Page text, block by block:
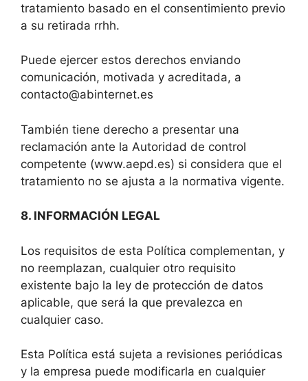
tratamiento basado en el consentimiento previo
a su retirada rrhh.
Puede ejercer estos derechos enviando
comunicación, motivada y acreditada, a
contacto@abinternet.es
También tiene derecho a presentar una
reclamación ante la Autoridad de control
competente (www.aepd.es) si considera que el
tratamiento no se ajusta a la normativa vigente.
8. INFORMACIÓN LEGAL
Los requisitos de esta Política complementan, y
no reemplazan, cualquier otro requisito
existente bajo la ley de protección de datos
aplicable, que será la que prevalezca en
cualquier caso.
Esta Política está sujeta a revisiones periódicas
y la empresa puede modificarla en cualquier